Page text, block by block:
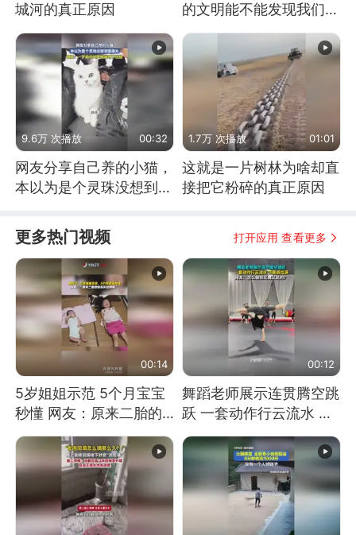
城河的真正原因
的文明能不能发现我们存
9.6万 次播放 00:32
网友分享自己养的小猫，
本以为是个灵珠没想到是
1.7万 次播放 01:01
这就是一片树林为啥却直
接把它粉碎的真正原因
更多热门视频 打开应用 查看更多
00:14
5岁姐姐示范 5个月宝宝
秒懂 网友：原来二胎的
快乐长这样
00:12
舞蹈老师展示连贯腾空跳
跃 一套动作行云流水 节
奏感拉满 网友：怎么做
到又舞又武的？